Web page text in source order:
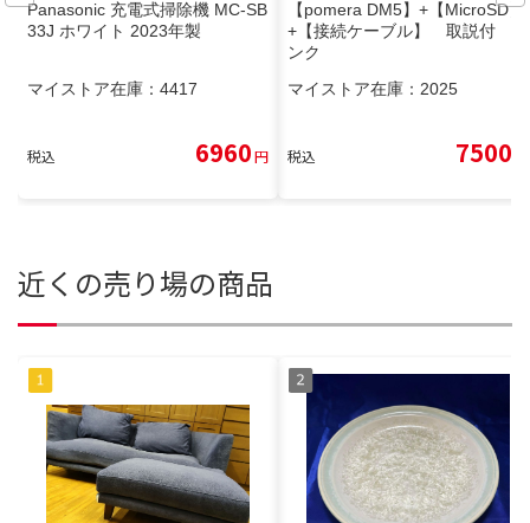
Panasonic 充電式掃除機 MC-SB
33J ホワイト 2023年製
マイストア在庫： 4417
税込 6960円
【pomera DM5】+【MicroSD】
+【接続ケーブル】 取説付 ピ
ンク
マイストア在庫： 2025
税込 7500
近くの売り場の商品